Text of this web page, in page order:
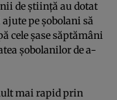
de ştiinţă au dotat
pe şobolani să
cele şase săptămâni
şobolanilor de a-
mai rapid prin